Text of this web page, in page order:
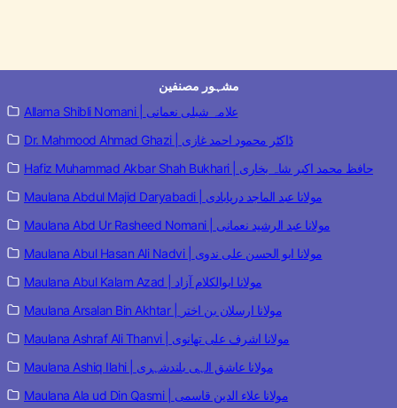
مشہور مصنفین
Allama Shibli Nomani | علامہ شبلی نعمانی
Dr. Mahmood Ahmad Ghazi | ڈاکٹر محمود احمد غازی
Hafiz Muhammad Akbar Shah Bukhari | حافظ محمد اکبر شاہ بخاری
Maulana Abdul Majid Daryabadi | مولانا عبد الماجد دریابادی
Maulana Abd Ur Rasheed Nomani | مولانا عبد الرشید نعمانی
Maulana Abul Hasan Ali Nadvi | مولانا ابو الحسن علی ندوی
Maulana Abul Kalam Azad | مولانا ابوالکلام آزاد
Maulana Arsalan Bin Akhtar | مولانا ارسلان بن اختر
Maulana Ashraf Ali Thanvi | مولانا اشرف علی تھانوی
Maulana Ashiq Ilahi | مولانا عاشق الہی بلندشہری
Maulana Ala ud Din Qasmi | مولانا علاء الدین قاسمی